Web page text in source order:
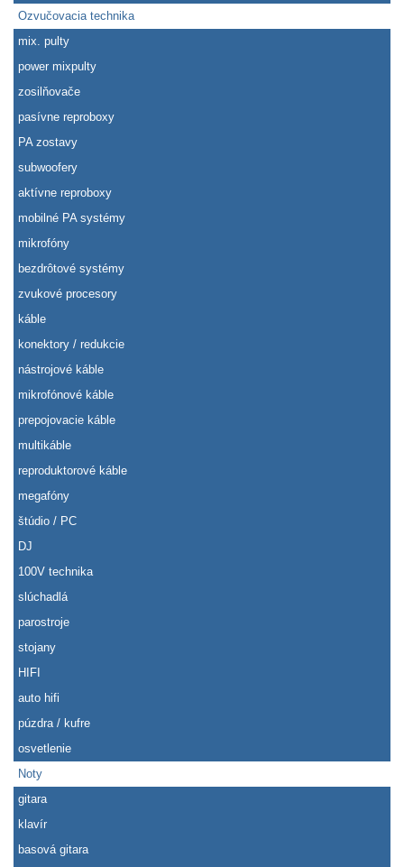
Ozvučovacia technika
mix. pulty
power mixpulty
zosilňovače
pasívne reproboxy
PA zostavy
subwoofery
aktívne reproboxy
mobilné PA systémy
mikrofóny
bezdrôtové systémy
zvukové procesory
káble
konektory / redukcie
nástrojové káble
mikrofónové káble
prepojovacie káble
multikáble
reproduktorové káble
megafóny
štúdio / PC
DJ
100V technika
slúchadlá
parostroje
stojany
HIFI
auto hifi
púzdra / kufre
osvetlenie
Noty
gitara
klavír
basová gitara